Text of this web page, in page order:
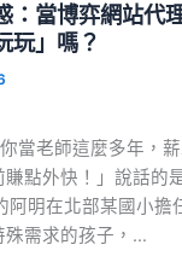
：當博弈網站代
玩」嗎？
你當老師這麼多年，
賺點外快！」說話的
明在北部某國小擔
殊需求的孩子，…